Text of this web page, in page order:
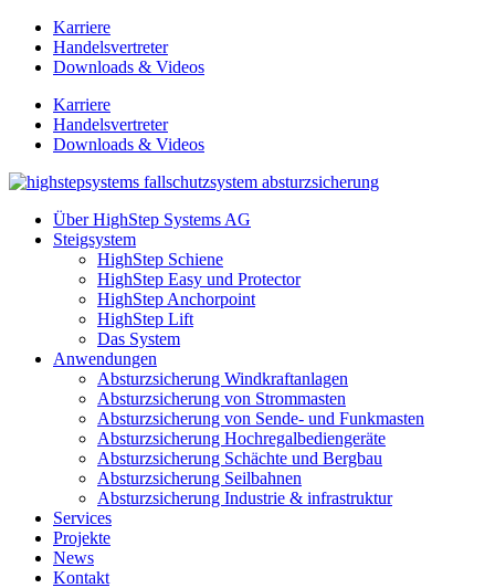
Zum
Inhalt
springen
Karriere
Handelsvertreter
Downloads & Videos
Karriere
Handelsvertreter
Downloads & Videos
Über HighStep Systems AG
Steigsystem
HighStep Schiene
HighStep Easy und Protector
HighStep Anchorpoint
HighStep Lift
Das System
Anwendungen
Absturzsicherung Windkraftanlagen
Absturzsicherung von Strommasten
Absturzsicherung von Sende- und Funkmasten
Absturzsicherung Hochregalbediengeräte
Absturzsicherung Schächte und Bergbau
Absturzsicherung Seilbahnen
Absturzsicherung Industrie & infrastruktur
Services
Projekte
News
Kontakt